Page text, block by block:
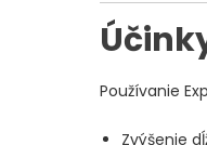
Používanie
Zvýšenie